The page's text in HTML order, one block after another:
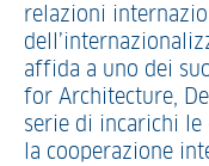
relazioni
affida a uno dei
for Architecture,
serie di incarichi
la cooperazione